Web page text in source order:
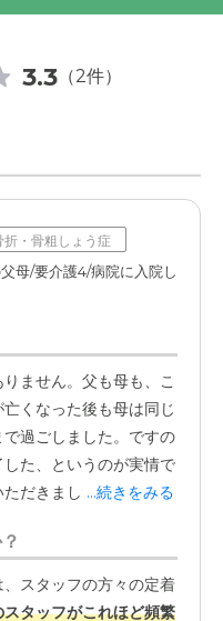
3.3（2件）
折・骨粗しょう症
母/要介護4/病院に入院し
ません。父も母も、こ
くなった後も母は同じ
過ごしました。ですの
た、というのが実情で
だきました。...続きをみる
スタッフの方々の定着
スタッフがこれほど頻繁